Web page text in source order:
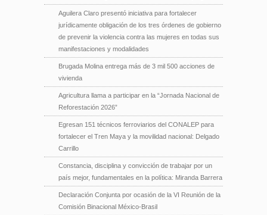
Aguilera Claro presentó iniciativa para fortalecer
jurídicamente obligación de los tres órdenes de gobierno
de prevenir la violencia contra las mujeres en todas sus
manifestaciones y modalidades
Brugada Molina entrega más de 3 mil 500 acciones de
vivienda
Agricultura llama a participar en la “Jornada Nacional de
Reforestación 2026”
Egresan 151 técnicos ferroviarios del CONALEP para
fortalecer el Tren Maya y la movilidad nacional: Delgado
Carrillo
Constancia, disciplina y convicción de trabajar por un
país mejor, fundamentales en la política: Miranda Barrera
Declaración Conjunta por ocasión de la VI Reunión de la
Comisión Binacional México-Brasil